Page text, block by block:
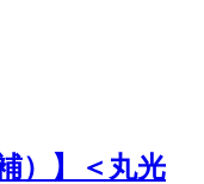
）】＜丸光